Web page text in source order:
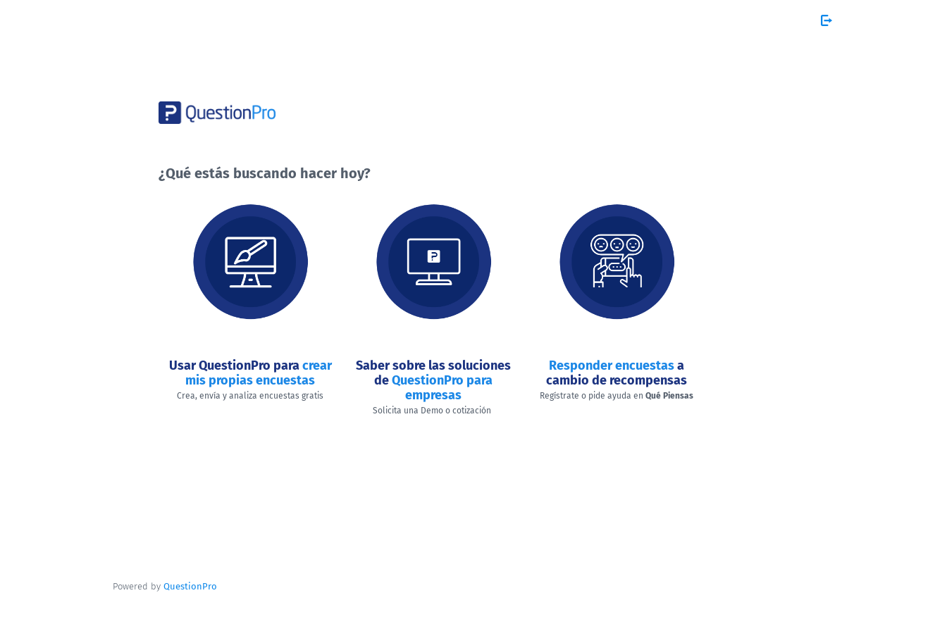
¿Qué estás buscando hacer hoy?
buscando
hacer
Usar QuestionPro paracrear
mis propias encuestas
Crea, envía y analiza encuestas gratis
Saber sobre las soluciones
deQuestionPro para
empresas
Solicita una Demo o cotización
Responder encuestasa
cambio de recompensas
Regístrate o pide ayuda en Qué Piensas
Powered by QuestionPro